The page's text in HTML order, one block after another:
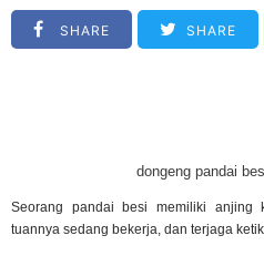
SHARE SHARE
dongeng pandai
Seorang pandai besi memiliki anjing
tuannya sedang bekerja, dan terjaga